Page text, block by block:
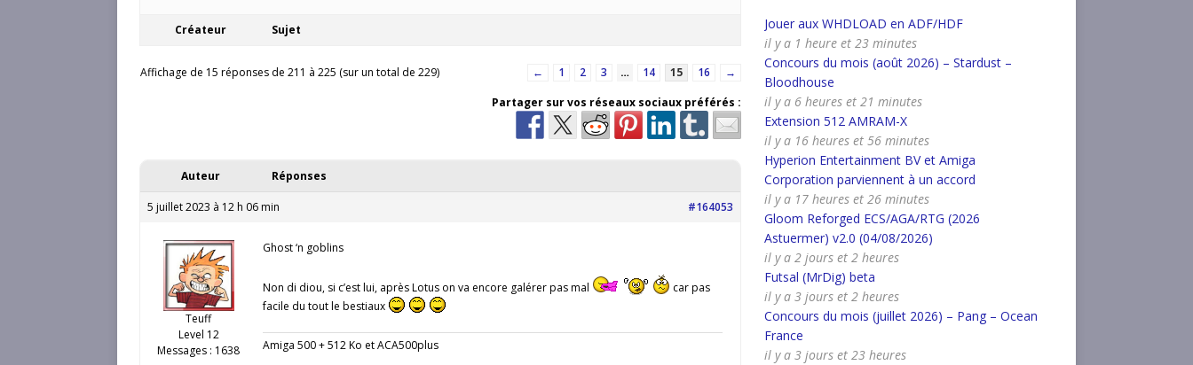
Créateur Sujet
Affichage de 15 réponses de 211 à 225 (sur un total de 229) ← 1 2 3 … 14 15 16
→
Partager sur vos réseaux sociaux préférés :
Auteur Réponses
5 juillet 2023 à 12 h 06 min #164053
Teuff
Level 12
Messages : 1638
Ghost ‘n goblins
Non di diou, si c’est lui, après Lotus on va encore galérer pas mal
car pas
facile du tout le bestiaux
Amiga 500 + 512 Ko et ACA500plus
Jouer aux WHDLOAD en ADF/HDF
il y a 1 heure et 23 minutes
Concours du mois (août 2026) – Stardust –
Bloodhouse
il y a 6 heures et 21 minutes
Extension 512 AMRAM-X
il y a 16 heures et 56 minutes
Hyperion Entertainment BV et Amiga
Corporation parviennent à un accord
il y a 17 heures et 26 minutes
Gloom Reforged ECS/AGA/RTG (2026
Astuermer) v2.0 (04/08/2026)
il y a 2 jours et 2 heures
Futsal (MrDig) beta
il y a 3 jours et 2 heures
Concours du mois (juillet 2026) – Pang – Ocean
France
il y a 3 jours et 23 heures